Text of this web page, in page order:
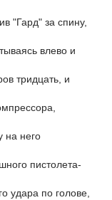
"Гард" за спину,
влево и
тридцать, и
на него
пистолета-
удара по голове,